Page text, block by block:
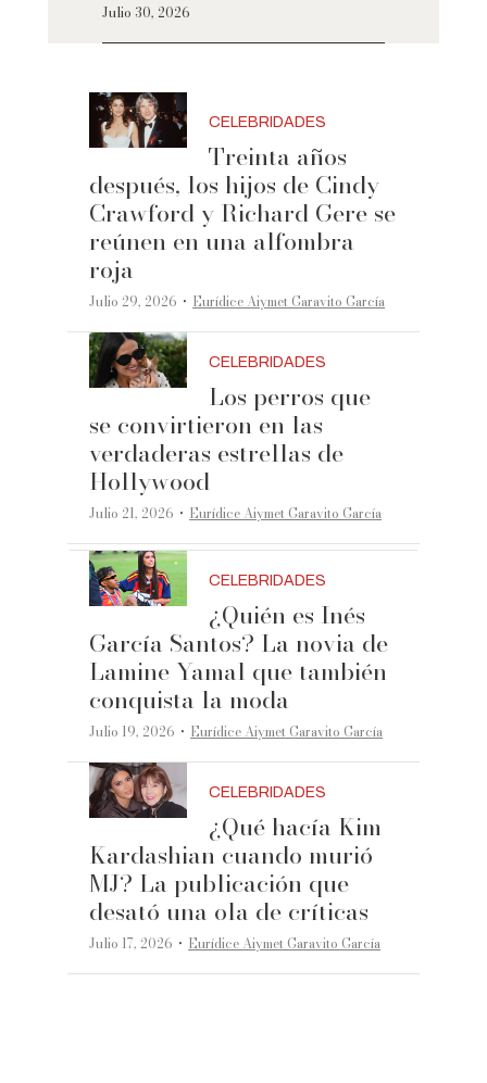
Julio 30, 2026
CELEBRIDADES
Treinta años
después, los hijos de Cindy
Crawford y Richard Gere se
reúnen en una alfombra
roja
Julio 29, 2026 ·Eurídice Aiymet Garavito García
CELEBRIDADES
Los perros que
se convirtieron en las
verdaderas estrellas de
Hollywood
Julio 21, 2026 ·Eurídice Aiymet Garavito García
CELEBRIDADES
¿Quién es Inés
García Santos? La novia de
Lamine Yamal que también
conquista la moda
Julio 19, 2026 ·Eurídice Aiymet Garavito García
CELEBRIDADES
¿Qué hacía Kim
Kardashian cuando murió
MJ? La publicación que
desató una ola de críticas
Julio 17, 2026 ·Eurídice Aiymet Garavito García